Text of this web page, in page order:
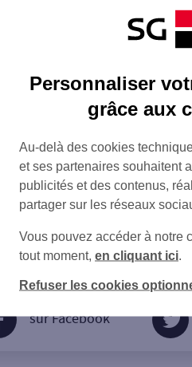
sur Facebook
Personnaliser
grâce aux
Au-delà des cookies
et ses partenaires souhaitent
publicités et des contenus,
partager sur les réseaux
Vous pouvez accéder à notre
tout moment, en cliquant ici
Refuser les cookies